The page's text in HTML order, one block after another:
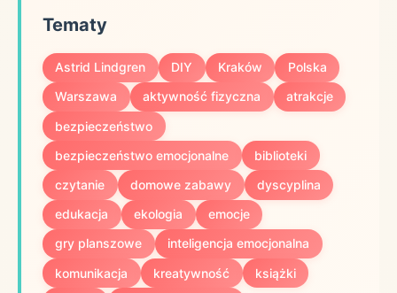
Tematy
Astrid Lindgren DIY Kraków
Polska
Warszawa
aktywność fizyczna
atrakcje
bezpieczeństwo
bezpieczeństwo emocjonalne
biblioteki
czytanie
domowe zabawy
dyscyplina
edukacja
ekologia
emocje
gry planszowe
inteligencja emocjonalna
komunikacja
kreatywność
książki